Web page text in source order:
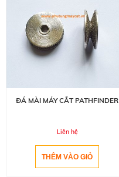
ĐÁ MÀI MÁY CẮT PATHFINDER
Liên hệ